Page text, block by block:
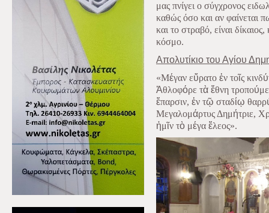
μας πνίγει ο σύγχρονος
καθώς όσο και αν φαίνεται
και το στραβό, είναι
κόσμο.
Απολυτίκιο του Αγίου
«Μέγαν εὕρατο ἐν τοῖς κινδύ
Ἀθλοφόρε τὰ ἔθνη τροπού
ἔπαρσιν, ἐν τῷ σταδίῳ θαρρ
Μεγαλομάρτυς Δημήτριε,
ἡμῖν τὸ μέγα ἔλεος».